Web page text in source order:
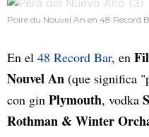
Poire du Nouvel An en 48 Record
En el 48 Record Bar, en
Nouvel An (que significa
con gin Plymouth, vodka
Rothman & Winter